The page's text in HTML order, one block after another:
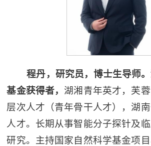
程丹，研究员，博士生导师。
基金获得者， 湖湘青年英才，芙
层次人才（青年骨干人才），湖
人才。长期从事智能分子探针及
研究。主持国家自然科学基金项